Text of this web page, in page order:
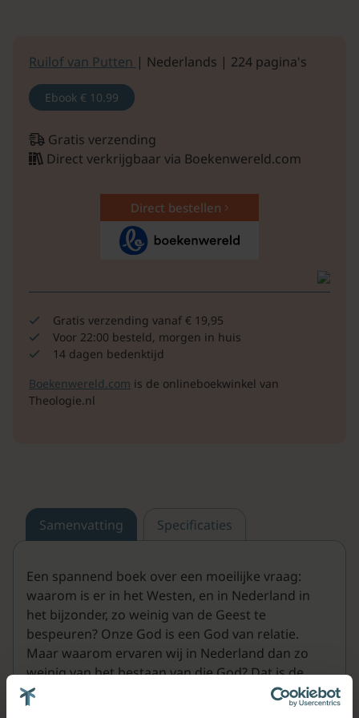
Ruilof van Putten | Nederlands | 224 pagina's
Ebook € 10.99
Gratis verzending
Direct verkrijgbaar via Boekenwereld.com
Direct bestellen
Gratis verzending vanaf € 19,95
Voor 22:00 besteld, morgen in huis
14 dagen bedenktijd
Boekenwereld.com is de onlineboekwinkel van
Theologie.nl
Samenvatting Specificaties
Een spannend boek over een moeilijke vraag:
waarom is er in het Westen, en in Nederland in
het bijzonder, zo weinig van de Geest te
bespeuren? Onze God is een God van relatie.
Maar waarom ervaren wij in Nederland dan zo
weinig van het bestaan van die God? Dat is de
centrale vraag in dit boek.
Waarom geloven velen, ook theologen, niet meer